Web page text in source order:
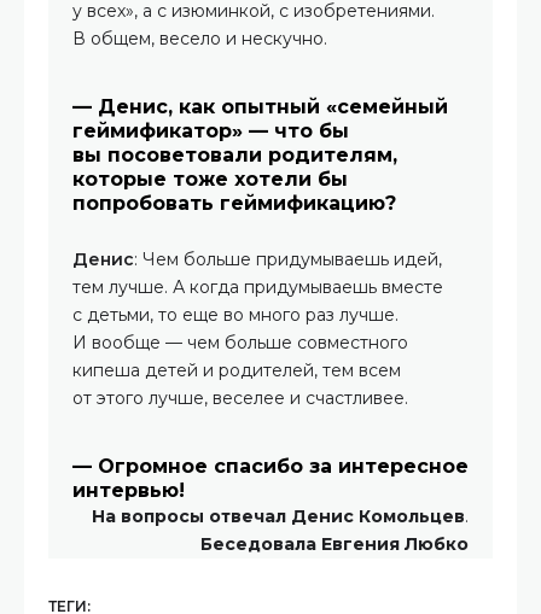
у всех», а с изюминкой, с изобретениями.
В общем, весело и нескучно.
— Денис, как опытный «семейный
геймификатор» — что бы
вы посоветовали родителям,
которые тоже хотели бы
попробовать геймификацию?
Денис: Чем больше придумываешь идей,
тем лучше. А когда придумываешь вместе
с детьми, то еще во много раз лучше.
И вообще — чем больше совместного
кипеша детей и родителей, тем всем
от этого лучше, веселее и счастливее.
— Огромное спасибо за интересное
интервью!
На вопросы отвечал Денис Комольцев.
Беседовала Евгения Любко
ТЕГИ: